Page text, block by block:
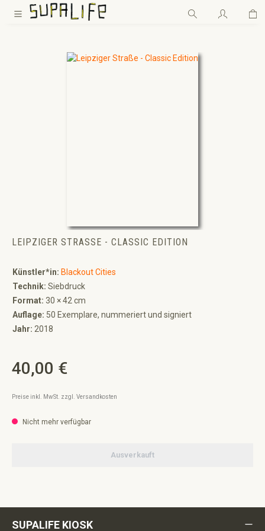
Zum Hauptinhalt springen
LEIPZIGER STRASSE - CLASSIC EDITION
Künstler*in: Blackout Cities
Technik: Siebdruck
Format: 30 × 42 cm
Auflage: 50 Exemplare, nummeriert und signiert
Jahr: 2018
Regulärer Preis:
40,00 €
Preise inkl. MwSt. zzgl. Versandkosten
Nicht mehr verfügbar
Ausverkauft
SUPALIFE KIOSK